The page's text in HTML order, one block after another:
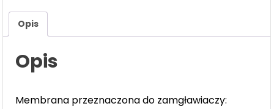
Opis
Opis
Membrana przeznaczona do zamgławiaczy: